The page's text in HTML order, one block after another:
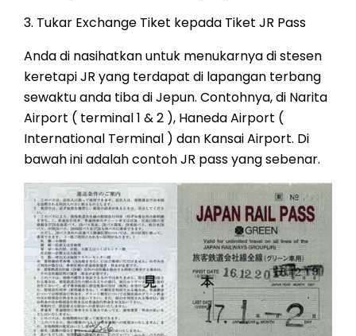
3. Tukar Exchange Tiket kepada Tiket JR Pass
Anda di nasihatkan untuk menukarnya di stesen
keretapi JR yang terdapat di lapangan terbang
sewaktu anda tiba di Jepun. Contohnya, di Narita
Airport ( terminal 1 & 2 ), Haneda Airport (
International Terminal ) dan Kansai Airport. Di
bawah ini adalah contoh JR pass yang sebenar.